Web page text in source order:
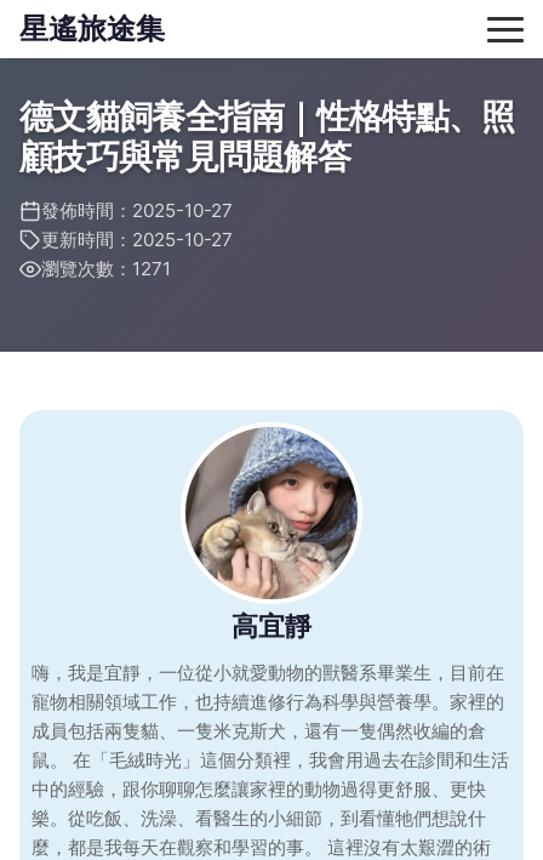
星遙旅途集
德文貓飼養全指南｜性格特點、照
顧技巧與常見問題解答
發佈時間：2025-10-27
更新時間：2025-10-27
瀏覽次數：1271
高宜靜
嗨，我是宜靜，一位從小就愛動物的獸醫系畢業生，目前在
寵物相關領域工作，也持續進修行為科學與營養學。家裡的
成員包括兩隻貓、一隻米克斯犬，還有一隻偶然收編的倉
鼠。 在「毛絨時光」這個分類裡，我會用過去在診間和生活
中的經驗，跟你聊聊怎麼讓家裡的動物過得更舒服、更快
樂。從吃飯、洗澡、看醫生的小細節，到看懂牠們想說什
麼，都是我每天在觀察和學習的事。 這裡沒有太艱澀的術